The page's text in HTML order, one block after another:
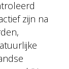
zijn na